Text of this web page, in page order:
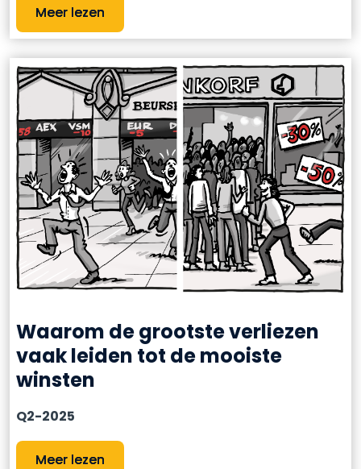
Meer lezen
Waarom de grootste verliezen
vaak leiden tot de mooiste
winsten
Q2-2025
Meer lezen